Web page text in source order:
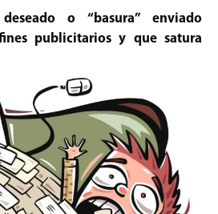
o “basura” enviado
publicitarios y que satura